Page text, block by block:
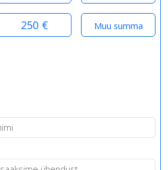
250 €